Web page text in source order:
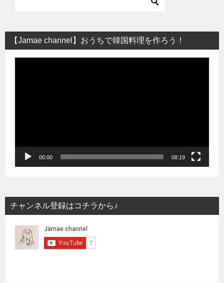
【Jamae channel】おうちで韓国料理を作ろう！
00:00 08:19
チャンネル登録はコチラから♪